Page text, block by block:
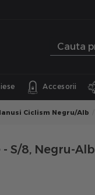
Accesorii
Ciclism Negru/Alb
S/8, Negru-Alb